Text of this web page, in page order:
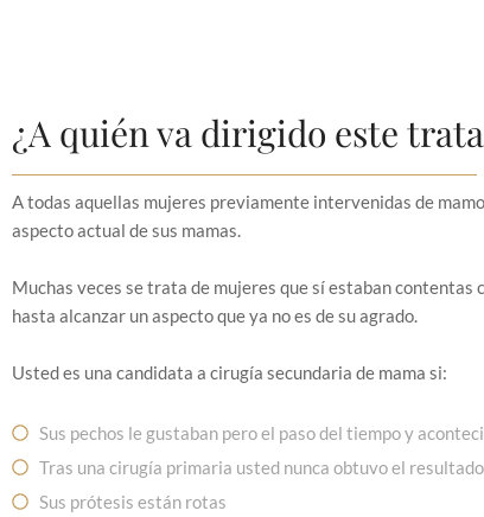
¿A quién va dirigido este
A todas aquellas mujeres previamente intervenidas de
aspecto actual de sus mamas.
Muchas veces se trata de mujeres que sí estaban
hasta alcanzar un aspecto que ya no es de su agrado.
Usted es una candidata a cirugía secundaria de mama si:
Sus pechos le gustaban pero el paso del tiempo y
Tras una cirugía primaria usted nunca obtuvo el
Sus prótesis están rotas